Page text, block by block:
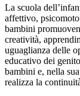
La scuola
affettivo,
bambini
creatività,
uguaglianza delle
educativo dei
bambini e, nella
realizza la